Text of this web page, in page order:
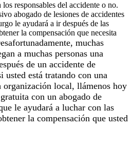
responsables del accidente o no.
abogado de lesiones de accidentes
le ayudará a ir después de las
la compensación que necesita
muchas
a muchas personas una
de un accidente de
está tratando con una
organización local, llámenos hoy
con un abogado de
le ayudará a luchar con las
la compensación que usted